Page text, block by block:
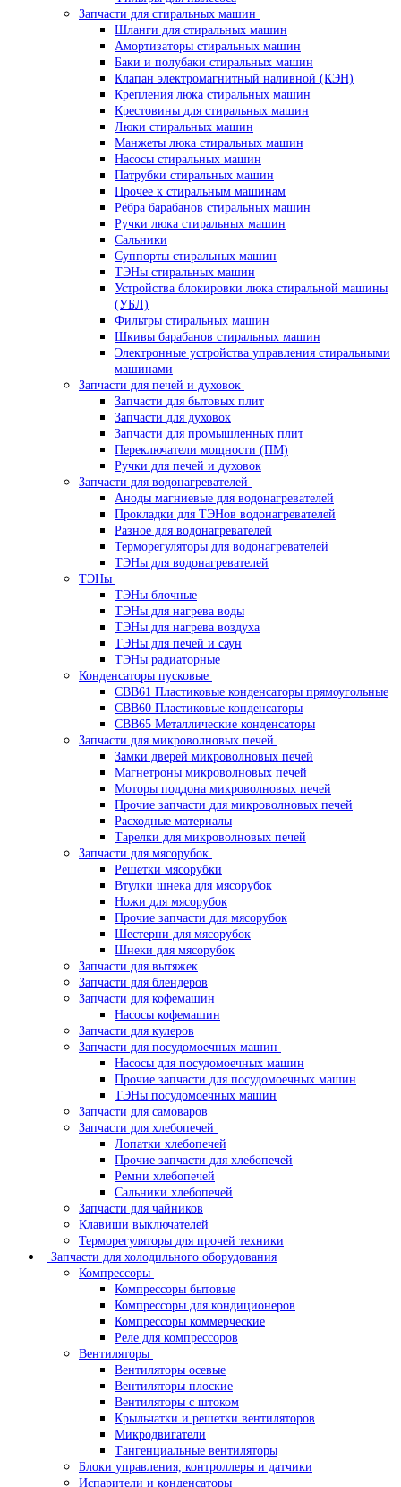
Запчасти для стиральных машин
Шланги для стиральных машин
Амортизаторы стиральных машин
Баки и полубаки стиральных машин
Клапан электромагнитный наливной (КЭН)
Крепления люка стиральных машин
Крестовины для стиральных машин
Люки стиральных машин
Манжеты люка стиральных машин
Насосы стиральных машин
Патрубки стиральных машин
Прочее к стиральным машинам
Рёбра барабанов стиральных машин
Ручки люка стиральных машин
Сальники
Суппорты стиральных машин
ТЭНы стиральных машин
Устройства блокировки люка стиральной машины
(УБЛ)
Фильтры стиральных машин
Шкивы барабанов стиральных машин
Электронные устройства управления стиральными
машинами
Запчасти для печей и духовок
Запчасти для бытовых плит
Запчасти для духовок
Запчасти для промышленных плит
Переключатели мощности (ПМ)
Ручки для печей и духовок
Запчасти для водонагревателей
Аноды магниевые для водонагревателей
Прокладки для ТЭНов водонагревателей
Разное для водонагревателей
Терморегуляторы для водонагревателей
ТЭНы для водонагревателей
ТЭНы
ТЭНы блочные
ТЭНы для нагрева воды
ТЭНы для нагрева воздуха
ТЭНы для печей и саун
ТЭНы радиаторные
Конденсаторы пусковые
CBB61 Пластиковые конденсаторы прямоугольные
CBB60 Пластиковые конденсаторы
CBB65 Металлические конденсаторы
Запчасти для микроволновых печей
Замки дверей микроволновых печей
Магнетроны микроволновых печей
Моторы поддона микроволновых печей
Прочие запчасти для микроволновых печей
Расходные материалы
Тарелки для микроволновых печей
Запчасти для мясорубок
Решетки мясорубки
Втулки шнека для мясорубок
Ножи для мясорубок
Прочие запчасти для мясорубок
Шестерни для мясорубок
Шнеки для мясорубок
Запчасти для вытяжек
Запчасти для блендеров
Запчасти для кофемашин
Насосы кофемашин
Запчасти для кулеров
Запчасти для посудомоечных машин
Насосы для посудомоечных машин
Прочие запчасти для посудомоечных машин
ТЭНы посудомоечных машин
Запчасти для самоваров
Запчасти для хлебопечей
Лопатки хлебопечей
Прочие запчасти для хлебопечей
Ремни хлебопечей
Сальники хлебопечей
Запчасти для чайников
Клавиши выключателей
Терморегуляторы для прочей техники
Запчасти для холодильного оборудования
Компрессоры
Компрессоры бытовые
Компрессоры для кондиционеров
Компрессоры коммерческие
Реле для компрессоров
Вентиляторы
Вентиляторы осевые
Вентиляторы плоские
Вентиляторы с штоком
Крыльчатки и решетки вентиляторов
Микродвигатели
Тангенциальные вентиляторы
Блоки управления, контроллеры и датчики
Испарители и конденсаторы